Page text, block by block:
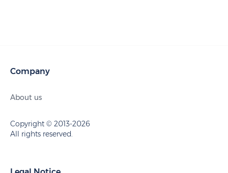
Company
About us
Copyright © 2013-2026
All rights reserved.